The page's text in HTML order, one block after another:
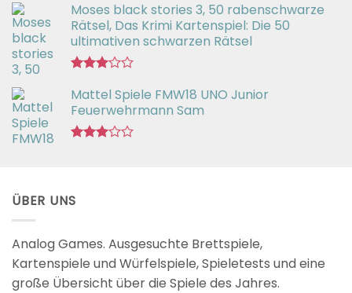
mit
3.02
von 5
Moses black stories 3, 50 rabenschwarze
Rätsel, Das Krimi Kartenspiel: Die 50
ultimativen schwarzen Rätsel
mit
3.00
von 5
Mattel Spiele FMW18 UNO Junior
Feuerwehrmann Sam
ÜBER UNS
Analog Games. Ausgesuchte Brettspiele,
Kartenspiele und Würfelspiele, Spieletests und eine
große Übersicht über die Spiele des Jahres.